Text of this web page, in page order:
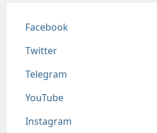
Соц сети
Facebook
Twitter
Telegram
YouTube
Instagram